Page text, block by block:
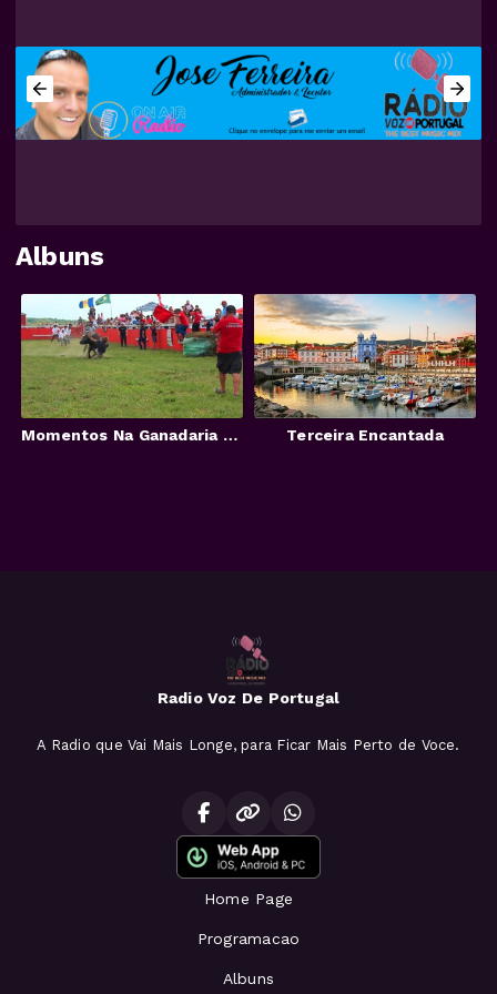
Albuns
Momentos Na Ganadaria Sousa Terceira Encantada
Radio Voz De Portugal
A Radio que Vai Mais Longe, para Ficar Mais Perto de Voce.
Home Page
Programacao
Albuns